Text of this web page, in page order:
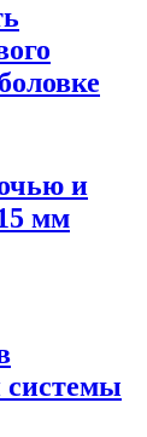
и
мм
системы